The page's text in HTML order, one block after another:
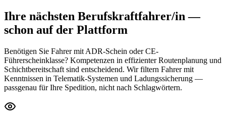
Ihre nächsten Berufskraftfahrer/in—
schon auf der Plattform
Benötigen Sie Fahrer mit ADR-Schein oder CE-
Führerscheinklasse? Kompetenzen in effizienter Routenplanung und
Schichtbereitschaft sind entscheidend. Wir filtern Fahrer mit
Kenntnissen in Telematik-Systemen und Ladungssicherung —
passgenau für Ihre Spedition, nicht nach Schlagwörtern.